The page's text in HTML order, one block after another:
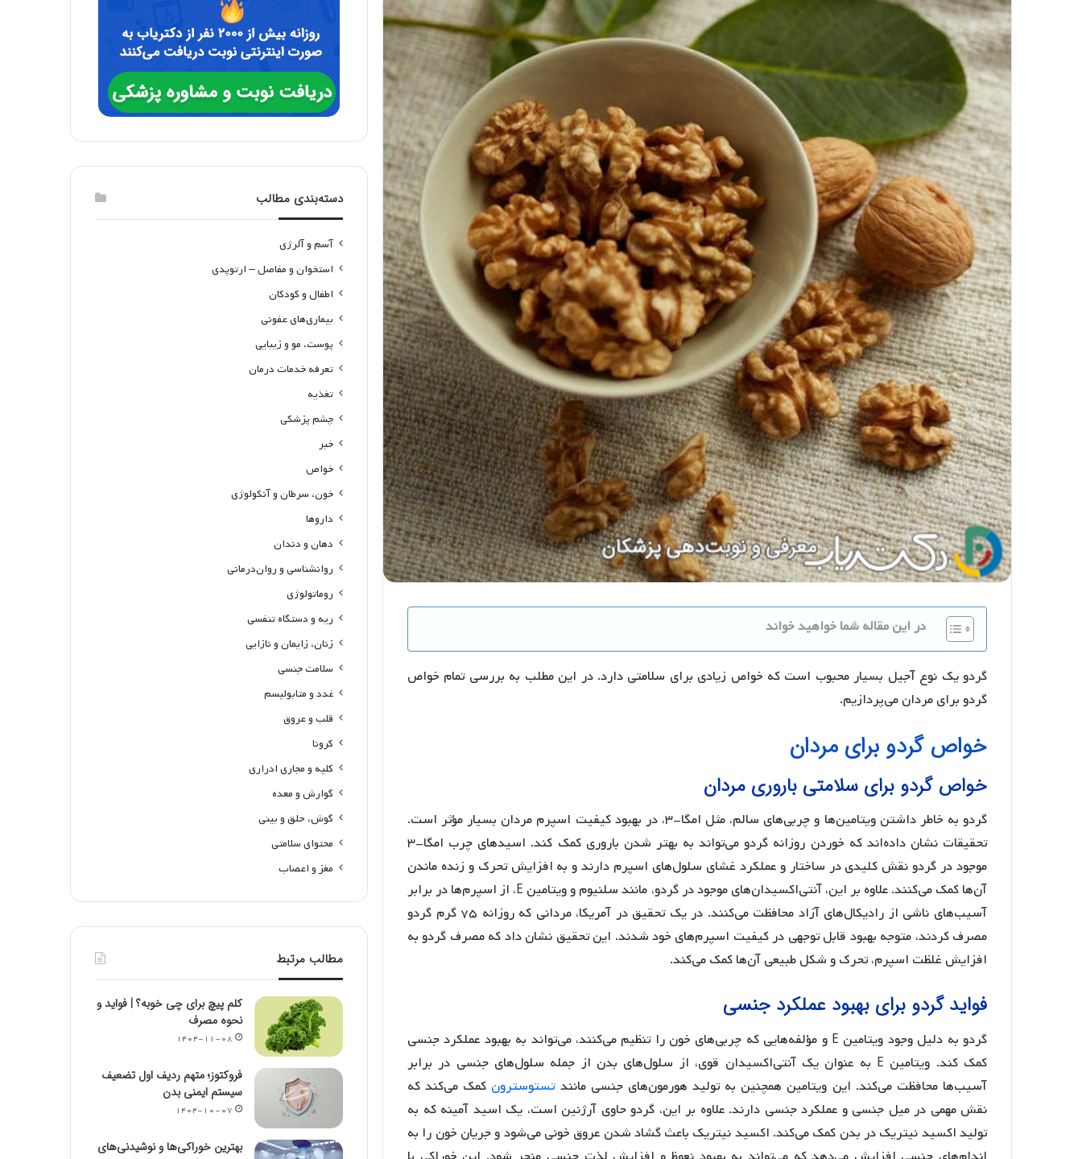
در این مقاله شما خواهید خواند
گردو یک نوع آجیل بسیار محبوب است که خواص زیادی برای سلامتی دارد. در این مطلب به بررسی تمام خواص
گردو برای مردان می‌پردازیم.
خواص گردو برای مردان
خواص گردو برای سلامتی باروری مردان
گردو به خاطر داشتن ویتامین‌ها و چربی‌های سالم، مثل امگا-۳، در بهبود کیفیت اسپرم مردان بسیار مؤثر است.
تحقیقات نشان داده‌اند که خوردن روزانه گردو می‌تواند به بهتر شدن باروری کمک کند. اسیدهای چرب امگا-۳
موجود در گردو نقش کلیدی در ساختار و عملکرد غشای سلول‌های اسپرم دارند و به افزایش تحرک و زنده ماندن
آن‌ها کمک می‌کنند. علاوه بر این، آنتی‌اکسیدان‌های موجود در گردو، مانند سلنیوم و ویتامین E، از اسپرم‌ها در برابر
آسیب‌های ناشی از رادیکال‌های آزاد محافظت می‌کنند. در یک تحقیق در آمریکا، مردانی که روزانه ۷۵ گرم گردو
مصرف کردند، متوجه بهبود قابل توجهی در کیفیت اسپرم‌های خود شدند. این تحقیق نشان داد که مصرف گردو به
افزایش غلظت اسپرم، تحرک و شکل طبیعی آن‌ها کمک می‌کند.
فواید گردو برای بهبود عملکرد جنسی
گردو به دلیل وجود ویتامین E و مؤلفه‌هایی که چربی‌های خون را تنظیم می‌کنند، می‌تواند به بهبود عملکرد جنسی
کمک کند. ویتامین E به عنوان یک آنتی‌اکسیدان قوی، از سلول‌های بدن از جمله سلول‌های جنسی در برابر
آسیب‌ها محافظت می‌کند. این ویتامین همچنین به تولید هورمون‌های جنسی مانندتستوسترون کمک می‌کند که
نقش مهمی در میل جنسی و عملکرد جنسی دارند. علاوه بر این، گردو حاوی آرژنین است، یک اسید آمینه که به
تولید اکسید نیتریک در بدن کمک می‌کند. اکسید نیتریک باعث گشاد شدن عروق خونی می‌شود و جریان خون را به
دسته‌بندی مطالب
آسم و آلرژی
استخوان و مفاصل – ارتوپدی
اطفال و کودکان
بیماری‌های عفونی
پوست، مو و زیبایی
تعرفه خدمات درمان
تغذیه
چشم پزشکی
خبر
خواص
خون، سرطان و آنکولوژی
داروها
دهان و دندان
روانشناسی و روان‌درمانی
روماتولوژی
ریه و دستگاه تنفسی
زنان، زایمان و نازایی
سلامت جنسی
غدد و متابولیسم
قلب و عروق
کرونا
کلیه و مجاری ادراری
گوارش و معده
گوش، حلق و بینی
محتوای سلامتی
مغز و اعصاب
مطالب مرتبط
کلم پیچ برای چی خوبه؟ | فواید و
نحوه مصرف
۱۴۰۴-۱۱-۰۸
فروکتوز؛ متهم ردیف اول تضعیف
سیستم ایمنی بدن
۱۴۰۴-۱۰-۰۷
بهترین خوراکی‌ها و نوشیدنی‌های